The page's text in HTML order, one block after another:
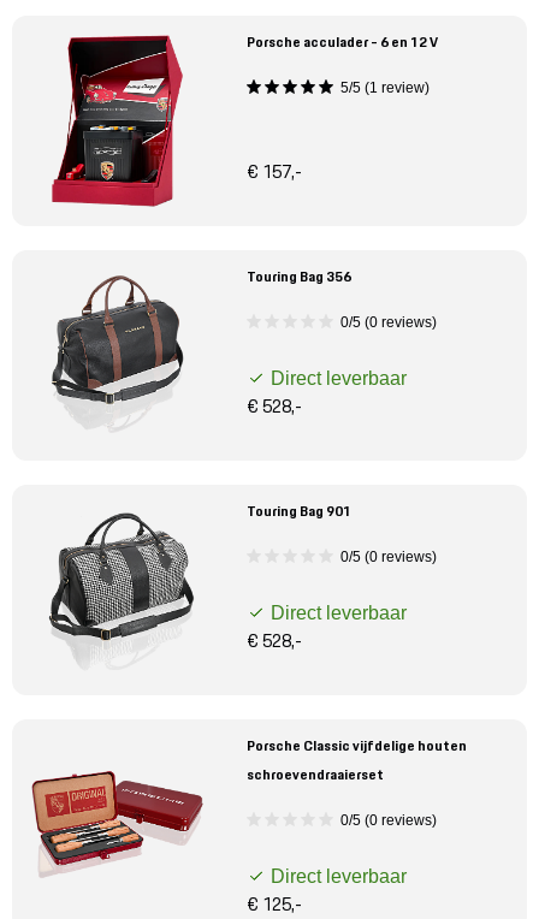
Porsche acculader - 6 en 12 V
5/5 (1 review)
€ 157,-
Touring Bag 356
0/5 (0 reviews)
Direct leverbaar
€ 528,-
Touring Bag 901
0/5 (0 reviews)
Direct leverbaar
€ 528,-
Porsche Classic vijfdelige houten
schroevendraaierset
0/5 (0 reviews)
Direct leverbaar
€ 125,-